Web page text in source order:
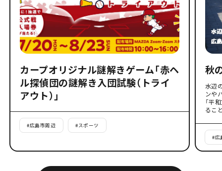
カープオリジナル謎解きゲーム「赤ヘ
ル探偵団の謎解き入団試験（トライ
アウト）」
#広島市周辺 #スポーツ
秋
水辺
ンや
「平
るこ
#広